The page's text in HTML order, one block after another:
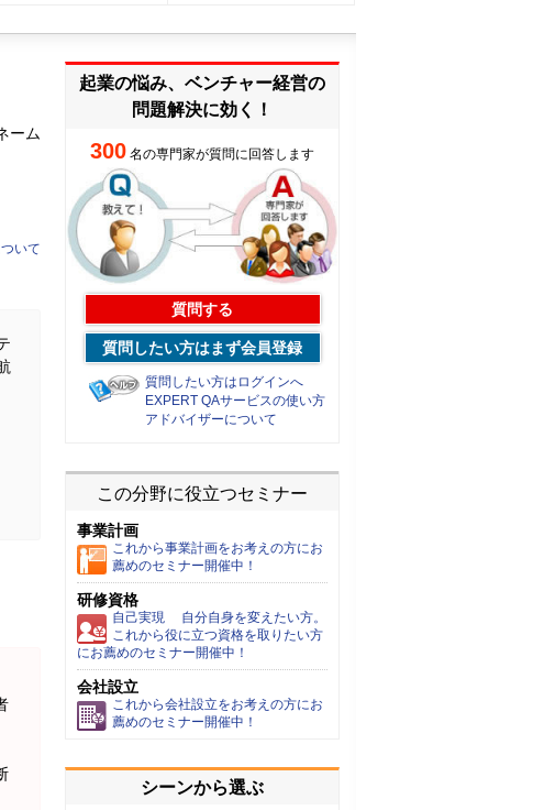
ーム
いて
起業の悩み、ベンチャー経営の
問題解決に効く！
300 名の専門家が質問に回答します
質問する
質問したい方はまず会員登録
質問したい方はログインへ
EXPERT QAサービスの使い方
アドバイザーについて
この分野に役立つセミナー
事業計画
これから事業計画をお考えの方にお
薦めのセミナー開催中！
研修資格
自己実現 自分自身を変えたい方。
これから役に立つ資格を取りたい方
にお薦めのセミナー開催中！
会社設立
これから会社設立をお考えの方にお
薦めのセミナー開催中！
シーンから選ぶ